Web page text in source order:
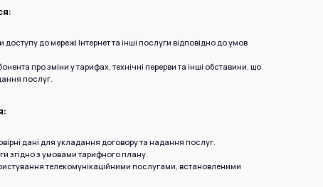
до мережі Інтернет та інші послуги відповідно до умов
про зміни у тарифах, технічні перерви та інші обставини, що
послуг.
дані для укладання договору та надання послуг.
згідно з умовами тарифного плану.
телекомунікаційними послугами, встановленими